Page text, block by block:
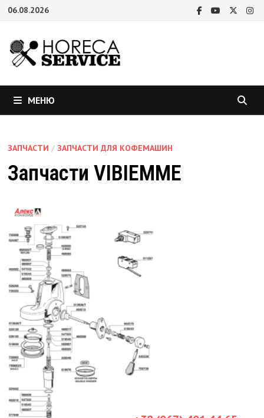
Перейти
содержимому
06.08.2026
МЕНЮ
ЗАПЧАСТИ /ЗАПЧАСТИ ДЛЯ КОФЕМАШИН
Запчасти VIBIEMME